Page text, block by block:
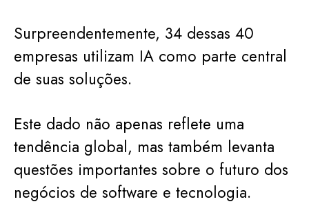
Surpreendentemente, 34 dessas 40
empresas utilizam IA como parte central
de suas soluções.
Este dado não apenas reflete uma
tendência global, mas também levanta
questões importantes sobre o futuro dos
negócios de software e tecnologia.